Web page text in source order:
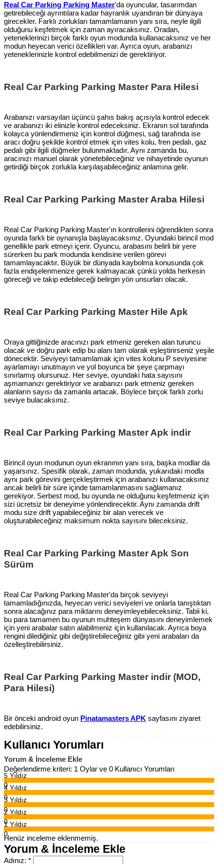
Real Car Parking Parking Master'da oyuncular, tasarımdan
getirebileceği ayrıntılara kadar hayranlık uyandıran bir dünyaya
girecekler. Farklı zorlukları tamamlamanın yanı sıra, neyle ilgili
olduğunu keşfetmek için zaman ayıracaksınız. Oradan,
yeteneklerinizi birçok farklı oyun modunda kullanacaksınız ve her
modun heyecan verici özellikleri var. Ayrıca oyun, arabanızı
yeteneklerinizle kontrol edebilmenizi de gerektiriyor.
Real Car Parking Parking Master Para Hilesi
Arabanızı varsayılan üçüncü şahıs bakış açısıyla kontrol edecek
ve arabanızı iki elinizle kontrol edeceksiniz. Ekranın sol tarafında
kolayca yönlendirmeniz için kontrol düğmesi, sağ tarafında ise
aracı doğru şekilde kontrol etmek için vites kolu, fren pedalı, gaz
pedalı gibi ilgili düğmeler bulunmaktadır. Aynı zamanda bu,
aracınızı manuel olarak yönetebileceğiniz ve nihayetinde oyunun
getirdiği birçok zorlukla karşılaşabileceğiniz anlamına gelir.
Real Car Parking Parking Master Araba Hilesi
Real Car Parking Parking Master'ın kontrollerini öğrendikten sonra
oyunda farklı bir oynanışla başlayacaksınız. Oyundaki birincil mod
genellikle park etmeyi içerir. Oyuncu, arabasını belirli bir yere
sürerken bu park modunda kendisine verilen görevi
tamamlayacaktır. Büyük bir dünyada kaybolma konusunda çok
fazla endişelenmenize gerek kalmayacak çünkü yolda herkesin
göreceği ve takip edebileceği belirgin yön unsurları olacak.
Real Car Parking Parking Master Hile Apk
Oraya gittiğinizde aracınızı park etmeniz gereken alan turuncu
olacak ve doğru park edip bu alanı tam olarak eşleştirirseniz yeşile
dönecektir. Seviyeyi tamamlamak için vites kolunu P seviyesine
ayarlamayı unutmayın ve yol boyunca bir şeye çarpmayı
sınırlamış olursunuz. Her seviye, oyundaki hata sayısını
aşmamanızı gerektiriyor ve arabanızı park etmeniz gereken
alanların sayısı da zamanla artacak. Böylece birçok farklı zorlu
seviye bulacaksınız.
Real Car Parking Parking Master Apk indir
Birincil oyun modunun oyun ekranının yanı sıra, başka modlar da
yaşarsınız. Spesifik olarak, zaman modunda, yukarıdaki modla
aynı park görevini gerçekleştirmek için arabanızı kullanacaksınız
ancak belirli bir süre içinde tamamlanmasını sağlamanız
gerekiyor. Serbest mod, bu oyunda ne olduğunu keşfetmeniz için
sizi ücretsiz bir deneyime yönlendirecektir. Aynı zamanda drift
modu size drift yapabileceğiniz bir alan verecek ve
oluşturabileceğiniz maksimum nokta sayısını bileceksiniz.
Real Car Parking Parking Master Apk Son
Sürüm
Real Car Parking Parking Master'da birçok seviyeyi
tamamladığınızda, heyecan verici seviyeleri ve onlarla tanıştıktan
sonra alacağınız para miktarını deneyimleyebileceksiniz. Tabii ki,
bu para tamamen bu oyunun muhteşem dünyasını deneyimlemek
için yeni arabalar satın alabilmeniz için kullanılacak. Ayrıca boya
rengini dilediğiniz gibi değiştirebileceğiniz gibi yeni arabaları da
özelleştirebilirsiniz.
Real Car Parking Parking Master indir (MOD,
Para Hilesi)
Bir önceki android oyun Pinatamasters APK sayfasını ziyaret
edebilirsiniz.
Kullanıcı Yorumları
Yorum & İnceleme Ekle
Değerlendirme kriteri: 1 Oylar ve 0 Kullanıcı Yorumları
5 Yıldız
0
4 Yıldız
0
3 Yıldız
0
2 Yıldız
0
1 Yıldız
0
Henüz inceleme eklenmemiş.
Yorum & İnceleme Ekle
Adınız: *